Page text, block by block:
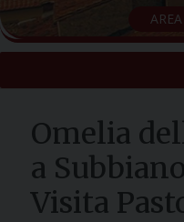
Omelia
a
Visita